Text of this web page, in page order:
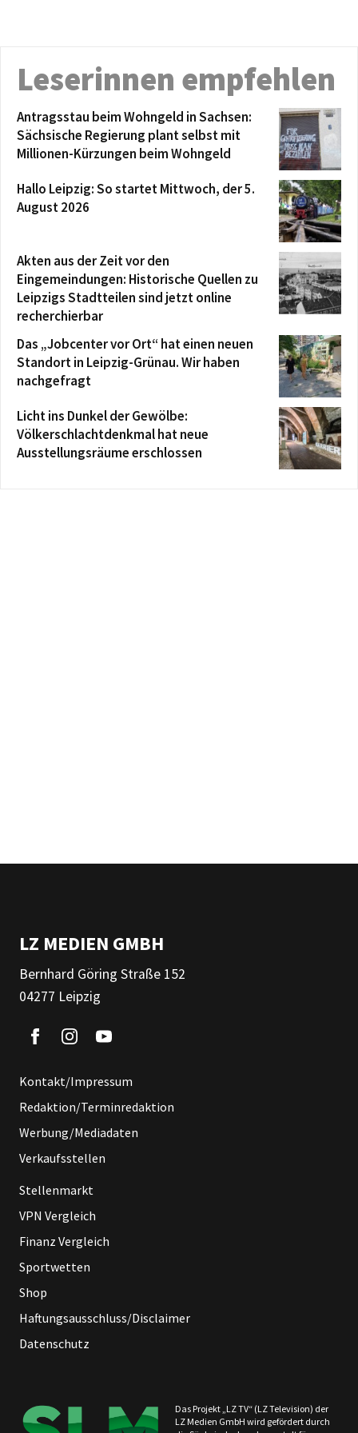
Leserinnen empfehlen
Antragsstau beim Wohngeld in Sachsen:
Sächsische Regierung plant selbst mit
Millionen-Kürzungen beim Wohngeld
Hallo Leipzig: So startet Mittwoch, der 5.
August 2026
Akten aus der Zeit vor den
Eingemeindungen: Historische Quellen zu
Leipzigs Stadtteilen sind jetzt online
recherchierbar
Das „Jobcenter vor Ort“ hat einen neuen
Standort in Leipzig-Grünau. Wir haben
nachgefragt
Licht ins Dunkel der Gewölbe:
Völkerschlachtdenkmal hat neue
Ausstellungsräume erschlossen
LZ MEDIEN GMBH
Bernhard Göring Straße 152
04277 Leipzig
Kontakt/Impressum
Redaktion/Terminredaktion
Werbung/Mediadaten
Verkaufsstellen
Stellenmarkt
VPN Vergleich
Finanz Vergleich
Sportwetten
Shop
Haftungsausschluss/Disclaimer
Datenschutz
Das Projekt „LZ TV“ (LZ Television) der
LZ Medien GmbH wird gefördert durch